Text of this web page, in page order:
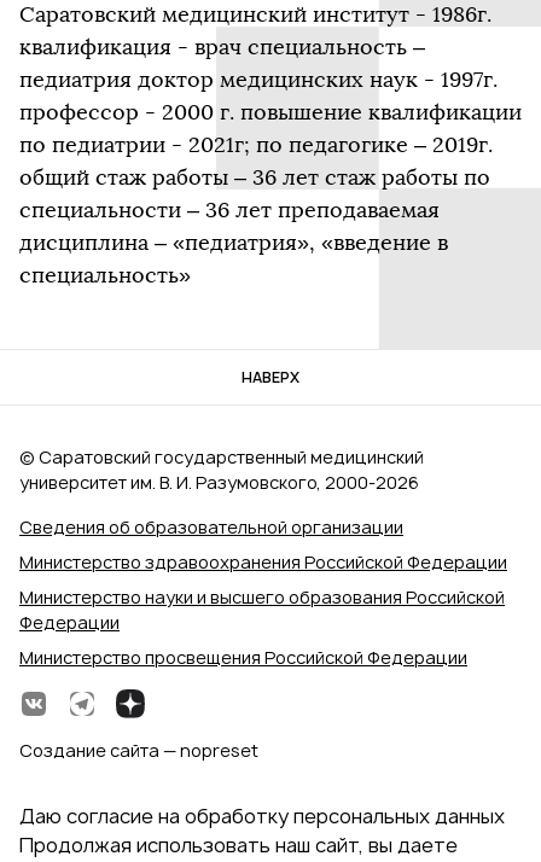
Саратовский медицинский институт - 1986г.
квалификация - врач специальность –
педиатрия доктор медицинских наук - 1997г.
профессор - 2000 г. повышение квалификации
по педиатрии - 2021г; по педагогике – 2019г.
общий стаж работы – 36 лет стаж работы по
специальности – 36 лет преподаваемая
дисциплина – «педиатрия», «введение в
специальность»
НАВЕРХ
Сведения об образовательной организации
Министерство здравоохранения Российской Федерации
Министерство науки и высшего образования Российской
Федерации
Министерство просвещения Российской Федерации
© Саратовский государственный медицинский
университет им. В. И. Разумовского, 2000‑2026
Создание сайта — nopreset
Даю согласие на обработку персональных данных
Продолжая использовать наш сайт, вы даете